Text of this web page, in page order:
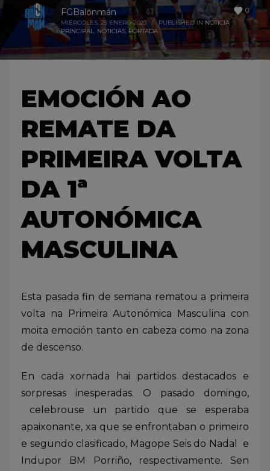
0
FGBalonmán
MIÉRCOLES, 25 ENERO 2023 / PUBLISHED IN NOTICIA
PRINCIPAL, NOTICIAS, PORTADA
EMOCIÓN AO
REMATE DA
PRIMEIRA VOLTA
DA 1ª
AUTONÓMICA
MASCULINA
Esta pasada fin de semana rematou a primeira
volta na Primeira Autonómica Masculina con
moita emoción tanto en cabeza como na zona
de descenso.
En cada xornada hai partidos destacados e
sorpresas inesperadas. O pasado domingo,
celebrouse un partido que se esperaba
apaixonante, xa que se enfrontaban o primeiro
e segundo clasificado, Magope Seis do Nadal e
Indupor BM Porriño, respectivamente. Sen